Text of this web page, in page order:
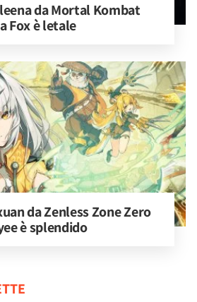
da Mortal Kombat
Fox è letale
da Zenless Zone Zero
è splendido